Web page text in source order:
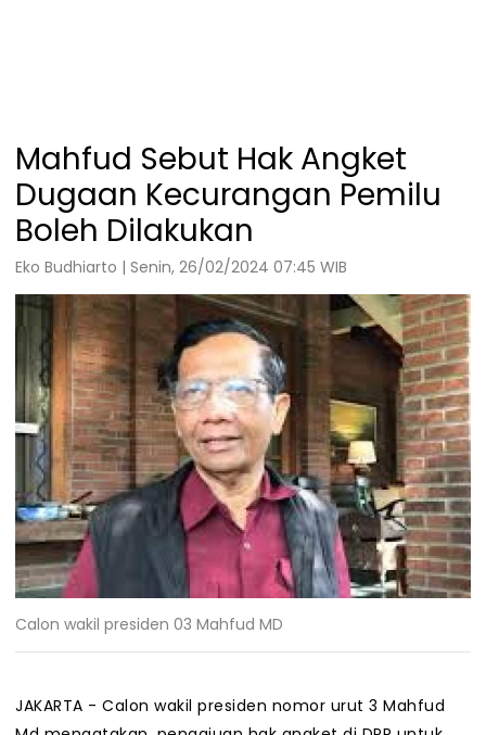
Mahfud Sebut Hak Angket
Dugaan Kecurangan Pemilu
Boleh Dilakukan
Eko Budhiarto | Senin, 26/02/2024 07:45 WIB
Calon wakil presiden 03 Mahfud MD
JAKARTA - Calon wakil presiden nomor urut 3 Mahfud